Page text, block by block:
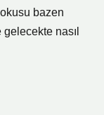
bazen
nasıl